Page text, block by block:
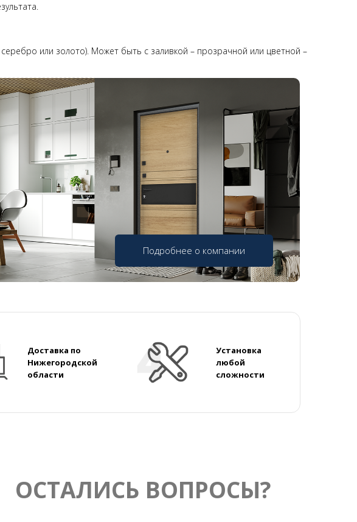
или золото). Может быть с заливкой – прозрачной или цветной –
Подробнее о компании
Доставка по
Нижегородской
области
Установка
любой
сложности
ОСТАЛИСЬ ВОПРОСЫ?